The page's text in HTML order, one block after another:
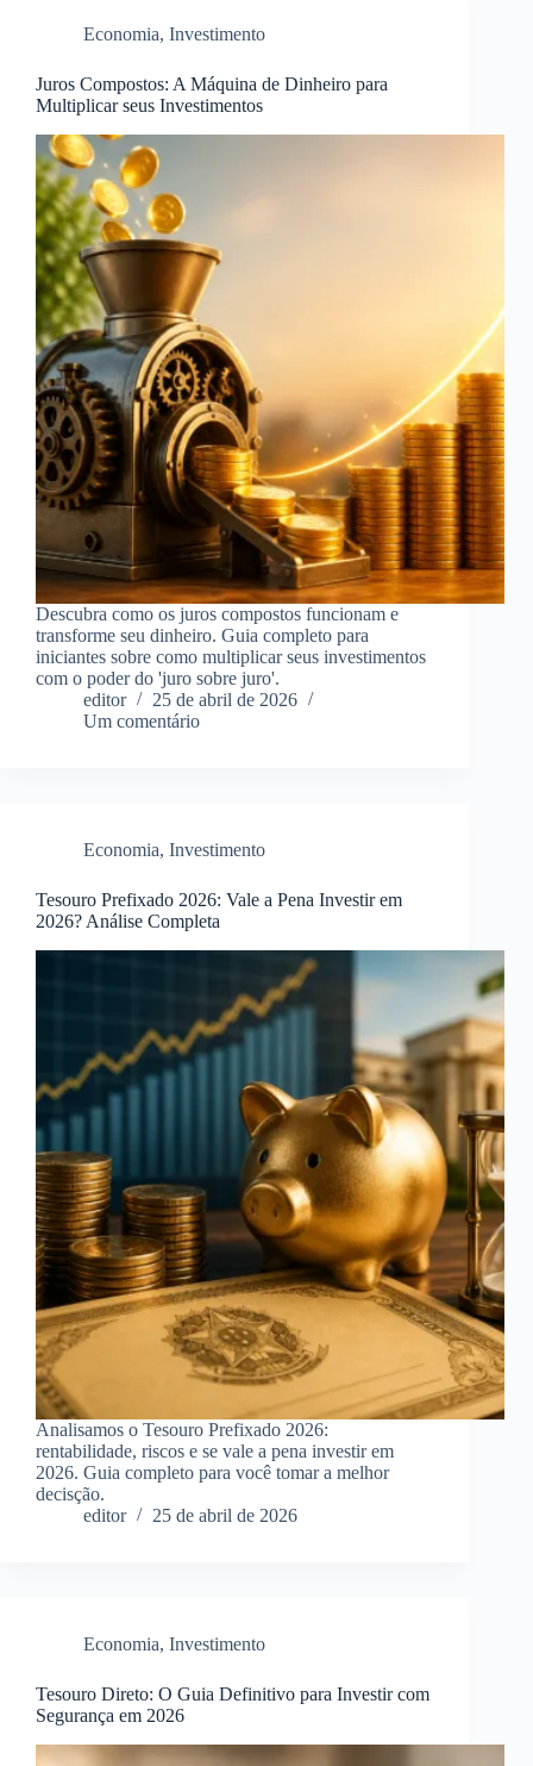
Economia, Investimento
Juros Compostos: A Máquina de Dinheiro para
Multiplicar seus Investimentos
Descubra como os juros compostos funcionam e
transforme seu dinheiro. Guia completo para
iniciantes sobre como multiplicar seus investimentos
com o poder do 'juro sobre juro'.
editor
25 de abril de 2026
Um comentário
Economia, Investimento
Tesouro Prefixado 2026: Vale a Pena Investir em
2026? Análise Completa
Analisamos o Tesouro Prefixado 2026:
rentabilidade, riscos e se vale a pena investir em
2026. Guia completo para você tomar a melhor
decisção.
editor
25 de abril de 2026
Economia, Investimento
Tesouro Direto: O Guia Definitivo para Investir com
Segurança em 2026